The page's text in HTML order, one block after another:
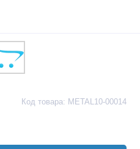
Код товара: METAL10-00014